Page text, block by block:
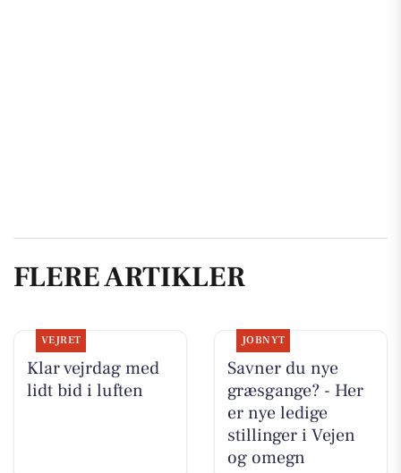
FLERE ARTIKLER
VEJRET
Klar vejrdag med
lidt bid i luften
JOBNYT
Savner du nye
græsgange? - Her
er nye ledige
stillinger i Vejen
og omegn